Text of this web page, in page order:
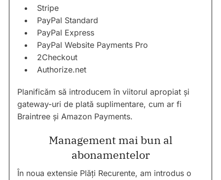
Stripe
PayPal Standard
PayPal Express
PayPal Website Payments Pro
2Checkout
Authorize.net
Planificăm să introducem în viitorul apropiat și
gateway-uri de plată suplimentare, cum ar fi
Braintree și Amazon Payments.
Management mai bun al
abonamentelor
În noua extensie Plăți Recurente, am introdus o